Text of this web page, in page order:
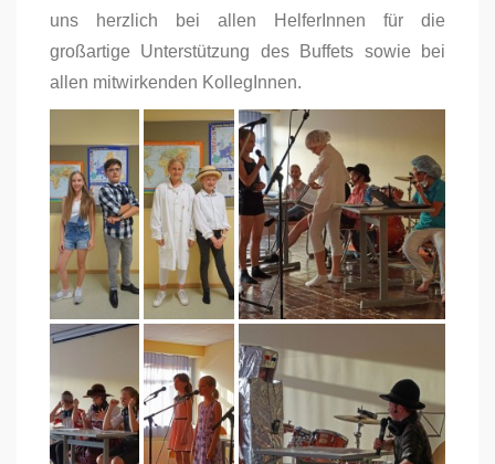
uns herzlich bei allen HelferInnen für die
großartige Unterstützung des Buffets sowie bei
allen mitwirkenden KollegInnen.